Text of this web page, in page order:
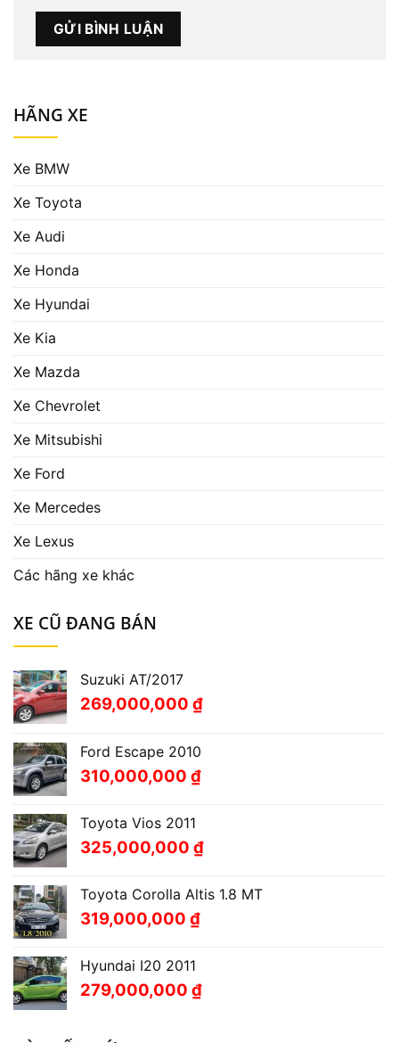
HÃNG XE
Xe BMW
Xe Toyota
Xe Audi
Xe Honda
Xe Hyundai
Xe Kia
Xe Mazda
Xe Chevrolet
Xe Mitsubishi
Xe Ford
Xe Mercedes
Xe Lexus
Các hãng xe khác
XE CŨ ĐANG BÁN
Suzuki AT/2017
269,000,000 ₫
Ford Escape 2010
310,000,000 ₫
Toyota Vios 2011
325,000,000 ₫
Toyota Corolla Altis 1.8 MT
319,000,000 ₫
Hyundai I20 2011
279,000,000 ₫